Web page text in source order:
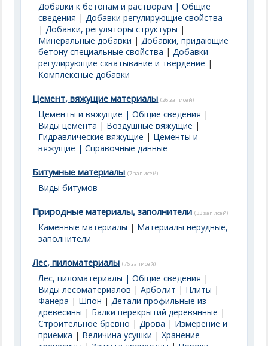
Добавки к бетонам и растворам | Общие
сведения |Добавки регулирующие свойства
|Добавки, регуляторы структуры |
Минеральные добавки |Добавки, придающие
бетону специальные свойства |Добавки
регулирующие схватывание и твердение |
Комплексные добавки
Цемент, вяжущие материалы (26 записей)
Цементы и вяжущие | Общие сведения |
Виды цемента | Воздушные вяжущие |
Гидравлические вяжущие | Цементы и
вяжущие | Справочные данные
Битумные материалы (7 записей)
Виды битумов
Природные материалы, заполнители (33 записей)
Каменные материалы | Материалы нерудные,
заполнители
Лес, пиломатериалы (76 записей)
Лес, пиломатериалы | Общие сведения |
Виды лесоматериалов |Арболит | Плиты |
Фанера | Шпон |Детали профильные из
древесины | Балки перекрытий деревянные |
Строительное бревно |Дрова | Измерение и
приемка | Величина усушки |Хранение